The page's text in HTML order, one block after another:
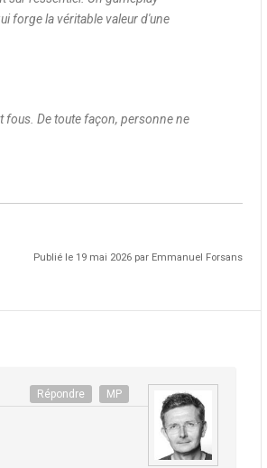
forge la véritable valeur d'une
fous. De toute façon, personne ne
Publié le 19 mai 2026 par Emmanuel Forsans
Répondre MP